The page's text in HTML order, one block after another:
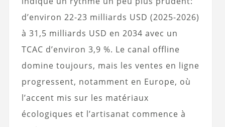
d’environ 22-23 milliards USD (2025-2026)
à 31,5 milliards USD en 2034 avec un
TCAC d’environ 3,9 %. Le canal offline
domine toujours, mais les ventes en ligne
progressent, notamment en Europe, où
l’accent mis sur les matériaux
écologiques et l’artisanat commence à